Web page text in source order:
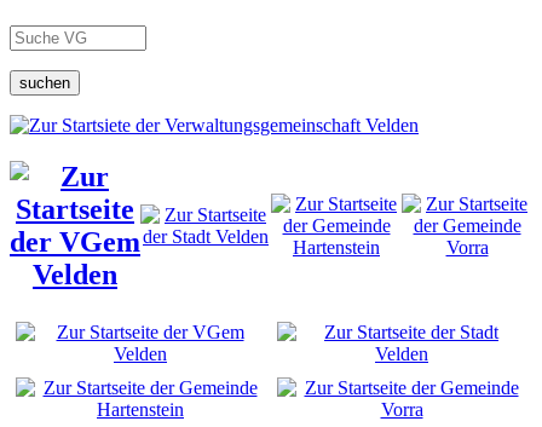
suchen